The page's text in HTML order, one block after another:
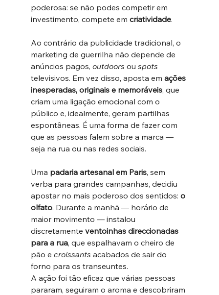
poderosa: se não podes competir em
investimento, compete em criatividade.
Ao contrário da publicidade tradicional, o
marketing de guerrilha não depende de
anúncios pagos, outdoors ou spots
televisivos. Em vez disso, aposta em ações
inesperadas, originais e memoráveis, que
criam uma ligação emocional com o
público e, idealmente, geram partilhas
espontâneas. É uma forma de fazer com
que as pessoas falem sobre a marca —
seja na rua ou nas redes sociais.
Uma padaria artesanal em Paris, sem
verba para grandes campanhas, decidiu
apostar no mais poderoso dos sentidos: o
olfato. Durante a manhã — horário de
maior movimento — instalou
discretamente ventoinhas direccionadas
para a rua, que espalhavam o cheiro de
pão e croissants acabados de sair do
forno para os transeuntes.
A ação foi tão eficaz que várias pessoas
pararam, seguiram o aroma e descobriram